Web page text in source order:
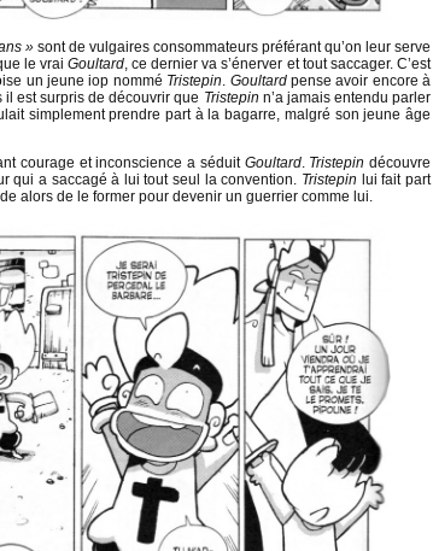
» sont de vulgaires consommateurs préférant qu’on leur serve
le vrai Goultard, ce dernier va s’énerver et tout saccager. C’est
un jeune iop nommé Tristepin. Goultard pense avoir encore à
est surpris de découvrir que Tristepin n’a jamais entendu parler
simplement prendre part à la bagarre, malgré son jeune âge
courage et inconscience a séduit Goultard. Tristepin découvre
qui a saccagé à lui tout seul la convention. Tristepin lui fait part
alors de le former pour devenir un guerrier comme lui.